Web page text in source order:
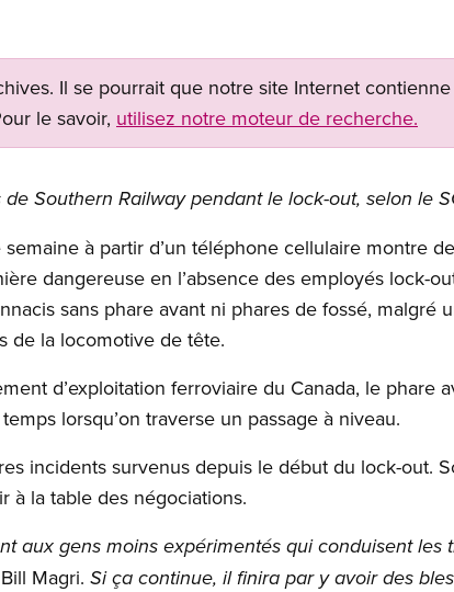
Il se pourrait que notre site Internet
le savoir, utilisez notre moteur de recherche.
Southern Railway pendant le lock-out, selon le
à partir d’un téléphone cellulaire montre
dangereuse en l’absence des employés lock-
sans phare avant ni phares de fossé, malgré
de la locomotive de tête.
d’exploitation ferroviaire du Canada, le phare
lorsqu’on traverse un passage à niveau.
incidents survenus depuis le début du lock-out.
à la table des négociations.
aux gens moins expérimentés qui conduisent les
Magri. Si ça continue, il finira par y avoir des